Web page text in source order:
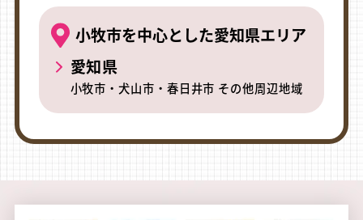
小牧市を中心とした愛知県エリア
愛知県
小牧市・犬山市・春日井市 その他周辺地域